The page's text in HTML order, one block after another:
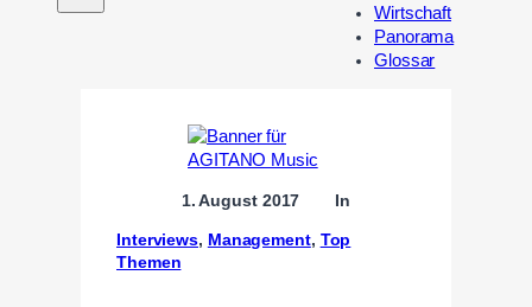
Wirtschaft
Panorama
Glossar
1. August 2017 In
Interviews, Management, Top
Themen